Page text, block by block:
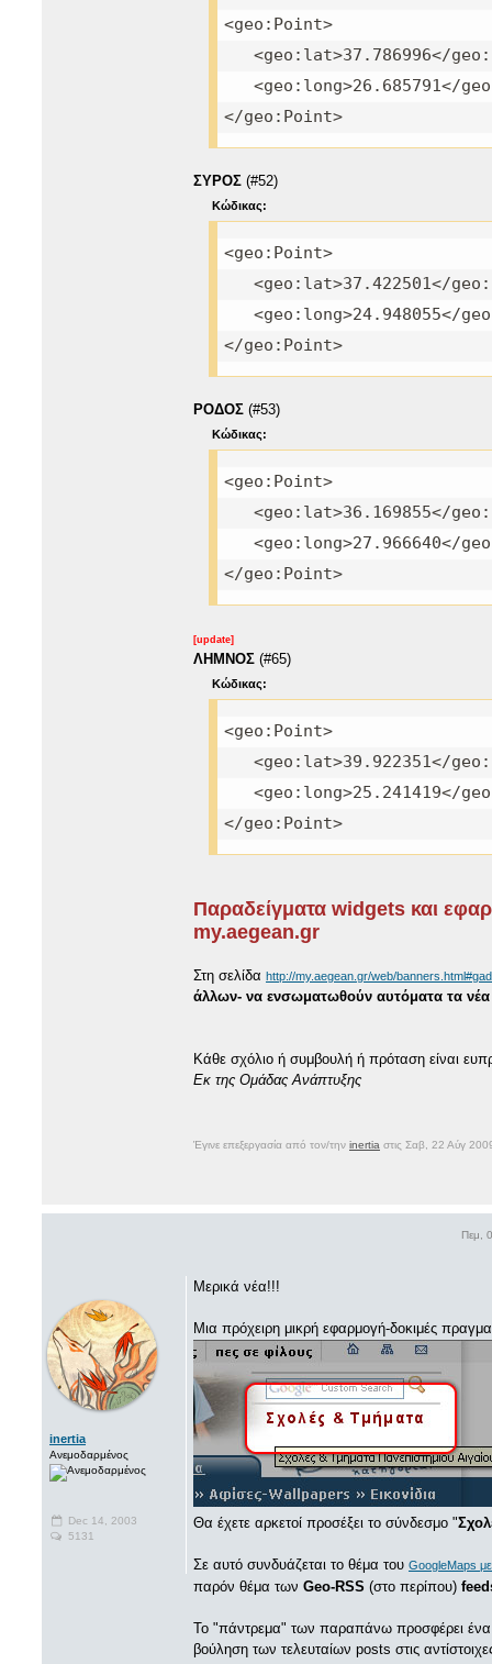
<geo:Point>
<geo:lat>37.786996</
<geo:long>26.685791</
</geo:Point>
ΣΥΡΟΣ (#52)
Κώδικας:
<geo:Point>
<geo:lat>37.422501</
<geo:long>24.948055</
</geo:Point>
ΡΟΔΟΣ (#53)
Κώδικας:
<geo:Point>
<geo:lat>36.169855</
<geo:long>27.966640</
</geo:Point>
[update]
ΛΗΜΝΟΣ (#65)
Κώδικας:
<geo:Point>
<geo:lat>39.922351</
<geo:long>25.241419</
</geo:Point>
Παραδείγματα widgets και
my.aegean.gr
Στη σελίδα http://my.aegean.gr/web/
άλλων- να ενσωματωθούν αυτόματα τα νέα
Κάθε σχόλιο ή συμβουλή ή πρόταση είναι
Εκ της Ομάδας Ανάπτυξης
Έγινε επεξεργασία από τον/την inertia στις Σαβ, 22 Αύγ
Πεμ,
inertia
Ανεμοδαρμένος
Dec 14, 2003
5131
Μερικά νέα!!!
Μια πρόχειρη μικρή εφαρμογή-δοκιμές
Θα έχετε αρκετοί προσέξει το σύνδεσμο "
Σε αυτό συνδυάζεται το θέμα του GoogleMaps με
παρόν θέμα των Geo-RSS (στο περίπου)
To "πάντρεμα" των παραπάνω προσφέρει ένα
βούληση των τελευταίων posts στις